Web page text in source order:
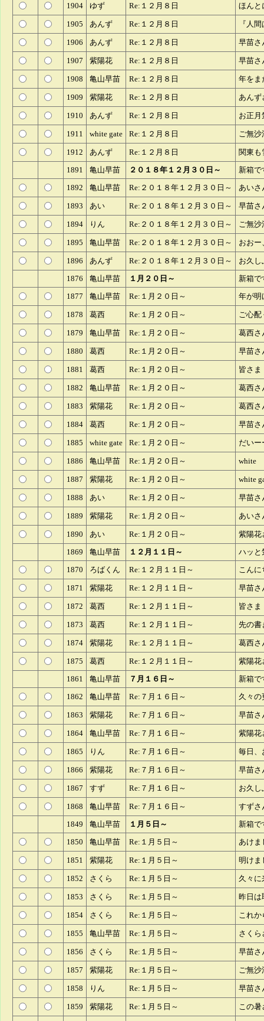
1904 ゆず Re:１２月８日 ほん
1905 あんず Re:１２月８日 『人
1906 あんず Re:１２月８日 早苗さ
1907 紫陽花 Re:１２月８日 早苗さ
1908 亀山早苗 Re:１２月８日 年をま
1909 紫陽花 Re:１２月８日 あん
1910 あんず Re:１２月８日 お正
1911 white gate Re:１２月８日 ご無
1912 あんず Re:１２月８日
関東も
1891
亀山早苗 ２０１８年１２月３０日～
新箱で
1892
亀山早苗 Re:２０１８年１２月３０日～ あい
1893 あい Re:２０１８年１２月３０日～ 早苗さ
1894 りん Re:２０１８年１２月３０日～ ご無
1895 亀山早苗 Re:２０１８年１２月３０日～ おお
1896 あんず Re:２０１８年１２月３０日～
お久
1876
亀山早苗 １月２０日～
新箱で
1877
亀山早苗 Re:１月２０日～ 年が明
1878 葛西 Re:１月２０日～ ご心
1879 亀山早苗 Re:１月２０日～ 葛西さ
1880 葛西 Re:１月２０日～
1881 葛西 Re:１月２０日～
1882 亀山早苗 Re:１月２０日～ 葛西さ
1883 紫陽花 Re:１月２０日～ 葛西さ
1884 葛西 Re:１月２０日～ 早苗さ
1885 white gate Re:１月２０日～ だい
1886 亀山早苗 Re:１月２０日～ white
1887 紫陽花 Re:１月２０日～ white
1888 あい Re:１月２０日～ 早苗さ
1889 紫陽花 Re:１月２０日～ あい
1890 あい Re:１月２０日～
紫陽花
1869
亀山早苗 １２月１１日～
ハッと
1870
ろばくん Re:１２月１１日～ こん
1871 紫陽花 Re:１２月１１日～ 早苗
1872 葛西 Re:１２月１１日～
1873 葛西 Re:１２月１１日～ 先の書
1874 紫陽花 Re:１２月１１日～ 葛西さ
1875 葛西 Re:１２月１１日～
紫陽花
1861
亀山早苗 ７月１６日～
新箱で
1862
亀山早苗 Re:７月１６日～ 久々
1863 紫陽花 Re:７月１６日～ 早苗
1864 亀山早苗 Re:７月１６日～ 紫陽花
1865 りん Re:７月１６日～ 毎日、
1866 紫陽花 Re:７月１６日～ 早苗さ
1867 すず Re:７月１６日～ お久
1868 亀山早苗 Re:７月１６日～
すずさ
1849
亀山早苗 １月５日～
新箱で
1850
亀山早苗 Re:１月５日～ あけ
1851 紫陽花 Re:１月５日～ 明けま
1852 さくら Re:１月５日～ 久々
1853 さくら Re:１月５日～ 昨日は
1854 さくら Re:１月５日～ これ
1855 亀山早苗 Re:１月５日～ さく
1856 さくら Re:１月５日～ 早苗さ
1857 紫陽花 Re:１月５日～ ご無
1858 りん Re:１月５日～ 早苗さ
1859 紫陽花 Re:１月５日～ この